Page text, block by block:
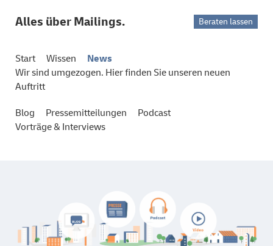
Alles über Mailings. Beraten lassen
Start Wissen
News
Wir sind umgezogen. Hier finden Sie unseren neuen
Auftritt
Blog Pressemitteilungen
Podcast
Vorträge & Interviews